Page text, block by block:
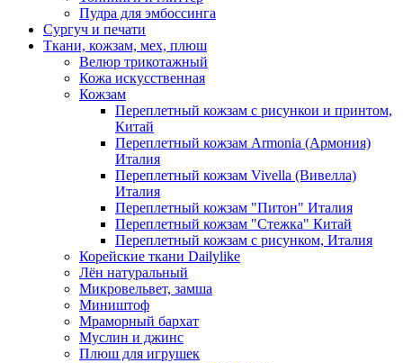
Пудра для эмбоссинга
Сургуч и печати
Ткани, кожзам, мех, плюш
Велюр трикотажный
Кожа искусственная
Кожзам
Переплетный кожзам с рисункои и принтом,
Китай
Переплетный кожзам Armonia (Армония)
Италия
Переплетный кожзам Vivella (Вивелла)
Италия
Переплетный кожзам "Питон" Италия
Переплетный кожзам "Стежка" Китай
Переплетный кожзам с рисунком, Италия
Корейские ткани Dailylike
Лён натуральный
Микровельвет, замша
Миништоф
Мраморный бархат
Муслин и джинс
Плюш для игрушек